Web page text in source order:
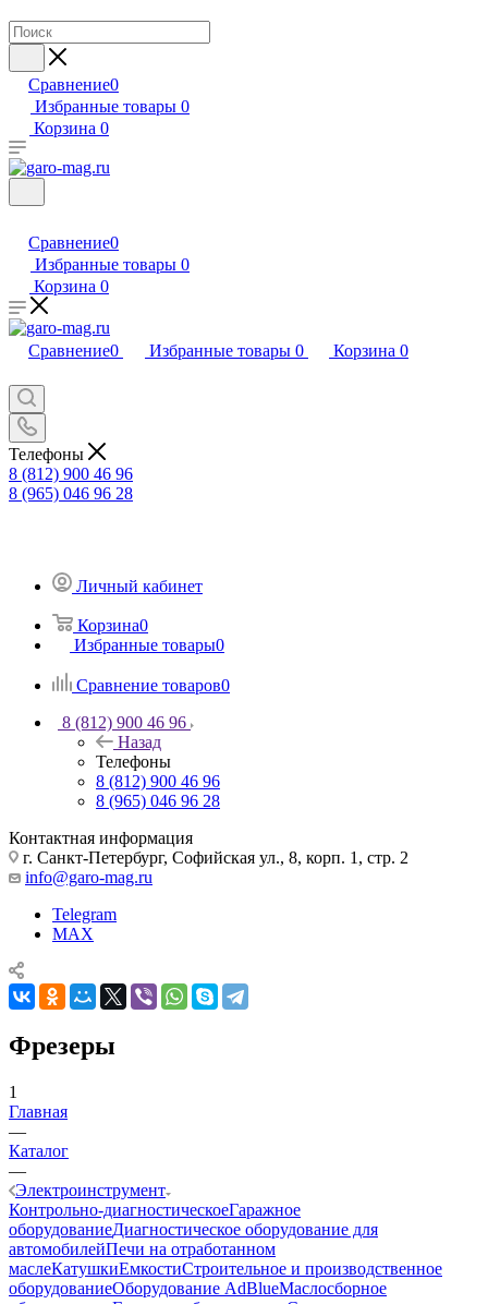
Сравнение0
Избранные товары 0
Корзина 0
Сравнение0
Избранные товары 0
Корзина 0
Сравнение0 Избранные товары 0 Корзина 0
Телефоны
8 (812) 900 46 96
8 (965) 046 96 28
Личный кабинет
Корзина0
Избранные товары0
Сравнение товаров0
8 (812) 900 46 96
Назад
Телефоны
8 (812) 900 46 96
8 (965) 046 96 28
Контактная информация
г. Санкт-Петербург, Софийская ул., 8, корп. 1, стр. 2
info@garo-mag.ru
Telegram
MAX
Фрезеры
1
Главная
—
Каталог
—
Электроинструмент
Контрольно-диагностическоеГаражное
оборудованиеДиагностическое оборудование для
автомобилейПечи на отработанном
маслеКатушкиЕмкостиСтроительное и производственное
оборудованиеОборудование AdBlueМаслосборное